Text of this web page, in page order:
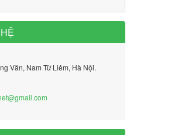
Văn, Nam Từ Liêm, Hà Nội.